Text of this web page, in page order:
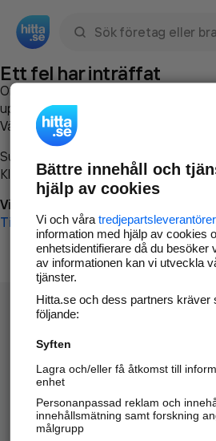
Ett fel har inträffat
Om du vill kan du
uppstod så att vi lättare och snabbare
Vänligen försök med följande:
Surfa till
Klicka påTillbaka-knappen i
Vi beklagar besväret!
Till startsidan
Hitta.se - Gratis nummerupplysning.
Sök företag, personer och platser.
Hitta telefonnummer, adresser,
Bättre innehåll och
hjälp av cookies
Vi och våra tredjepartsleverantörer
information med hjälp av cookies
enhetsidentifierare då du besöker
av informationen kan vi utveckla
tjänster.
Hitta.se och dess partners kräver
följande:
Syften
Lagra och/eller få åtkomst till
enhet
Personanpassad reklam och
innehållsmätning samt forskning
målgrupp